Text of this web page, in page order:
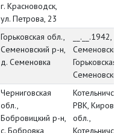
г. Красноводск,
ул. Петрова, 23
Горьковская обл.,
Семеновский р-н,
д. Семеновка
__.__.1942,
Семеновский
Горьковская
Семеновский р-
Черниговская
обл.,
Бобровицкий р-н,
с. Бобровка
Котельничский
РВК, Кировская
обл.,
Котельничский